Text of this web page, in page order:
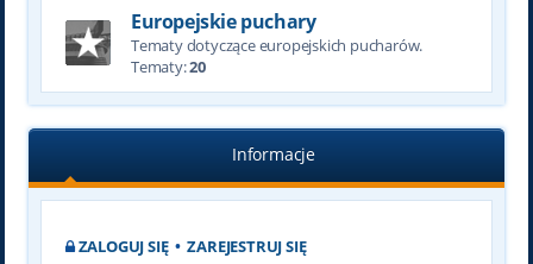
Europejskie puchary
Tematy dotyczące europejskich pucharów.
Tematy:20
Informacje
ZALOGUJ SIĘ•ZAREJESTRUJ SIĘ